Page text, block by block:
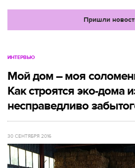
Пришли
ИНТЕРВЬЮ
Мой дом – моя
Как строятся эко-дома
несправедливо
30 СЕНТЯБРЯ 2016